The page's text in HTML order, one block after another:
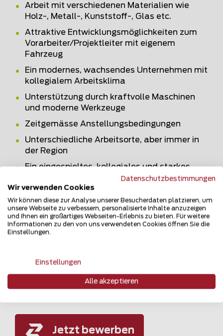
Arbeit mit verschiedenen Materialien wie
Holz-, Metall-, Kunststoff-, Glas etc.
Attraktive Entwicklungsmöglichkeiten zum
Vorarbeiter/Projektleiter mit eigenem
Fahrzeug
Ein modernes, wachsendes Unternehmen mit
kollegialem Arbeitsklima
Unterstützung durch kraftvolle Maschinen
und moderne Werkzeuge
Zeitgemässe Anstellungsbedingungen
Unterschiedliche Arbeitsorte, aber immer in
der Region
Ein eingespieltes, kollegiales und starkes
Du hast das Gefühl, das wäre was? Dann
telefonisch.
Jetzt bewerben
Datenschutzbestimmungen
Wir verwenden Cookies
Wir können diese zur Analyse unserer Besucherdaten platzieren, um
unsere Webseite zu verbessern, personalisierte Inhalte anzuzeigen
und Ihnen ein großartiges Webseiten-Erlebnis zu bieten. Für weitere
Informationen zu den von uns verwendeten Cookies öffnen Sie die
Einstellungen.
Einstellungen
Alle akzeptieren